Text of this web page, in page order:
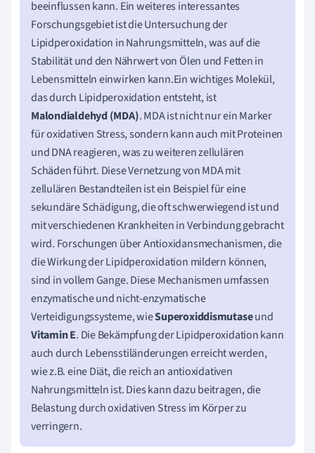
beeinflussen kann. Ein weiteres interessantes
Forschungsgebiet ist die Untersuchung der
Lipidperoxidation in Nahrungsmitteln, was auf die
Stabilität und den Nährwert von Ölen und Fetten in
Lebensmitteln einwirken kann.Ein wichtiges Molekül,
das durch Lipidperoxidation entsteht, ist
Malondialdehyd (MDA). MDA ist nicht nur ein Marker
für oxidativen Stress, sondern kann auch mit Proteinen
und DNA reagieren, was zu weiteren zellulären
Schäden führt. Diese Vernetzung von MDA mit
zellulären Bestandteilen ist ein Beispiel für eine
sekundäre Schädigung, die oft schwerwiegend ist und
mit verschiedenen Krankheiten in Verbindung gebracht
wird. Forschungen über Antioxidansmechanismen, die
die Wirkung der Lipidperoxidation mildern können,
sind in vollem Gange. Diese Mechanismen umfassen
enzymatische und nicht-enzymatische
Verteidigungssysteme, wieSuperoxiddismutaseund
Vitamin E. Die Bekämpfung der Lipidperoxidation kann
auch durch Lebensstiländerungen erreicht werden,
wie z.B. eine Diät, die reich an antioxidativen
Nahrungsmitteln ist. Dies kann dazu beitragen, die
Belastung durch oxidativen Stress im Körper zu
verringern.